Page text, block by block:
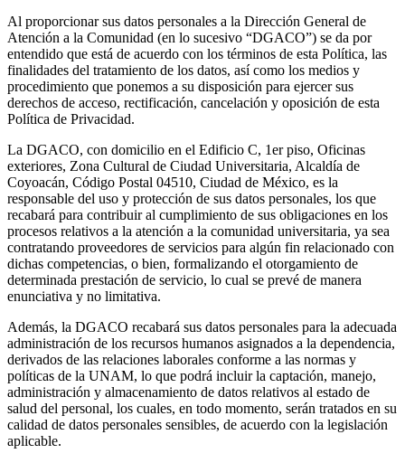
Al proporcionar sus datos personales a la Dirección General de
Atención a la Comunidad (en lo sucesivo “DGACO”) se da por
entendido que está de acuerdo con los términos de esta Política, las
finalidades del tratamiento de los datos, así como los medios y
procedimiento que ponemos a su disposición para ejercer sus
derechos de acceso, rectificación, cancelación y oposición de esta
Política de Privacidad.
La DGACO, con domicilio en el Edificio C, 1er piso, Oficinas
exteriores, Zona Cultural de Ciudad Universitaria, Alcaldía de
Coyoacán, Código Postal 04510, Ciudad de México, es la
responsable del uso y protección de sus datos personales, los que
recabará para contribuir al cumplimiento de sus obligaciones en los
procesos relativos a la atención a la comunidad universitaria, ya sea
contratando proveedores de servicios para algún fin relacionado con
dichas competencias, o bien, formalizando el otorgamiento de
determinada prestación de servicio, lo cual se prevé de manera
enunciativa y no limitativa.
Además, la DGACO recabará sus datos personales para la adecuada
administración de los recursos humanos asignados a la dependencia,
derivados de las relaciones laborales conforme a las normas y
políticas de la UNAM, lo que podrá incluir la captación, manejo,
administración y almacenamiento de datos relativos al estado de
salud del personal, los cuales, en todo momento, serán tratados en su
calidad de datos personales sensibles, de acuerdo con la legislación
aplicable.